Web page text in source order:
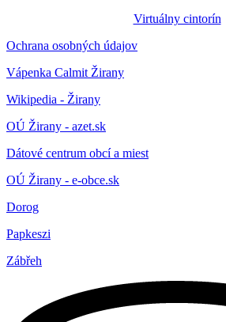
Virtuálny cintorín
Ochrana osobných údajov
Vápenka Calmit Žirany
Wikipedia - Žirany
OÚ Žirany - azet.sk
Dátové centrum obcí a miest
OÚ Žirany - e-obce.sk
Dorog
Papkeszi
Zábřeh